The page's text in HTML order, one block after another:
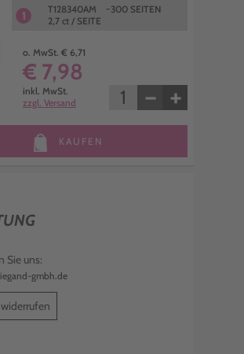
1
T128340AM ~300 SEITEN
2,7 ct / SEITE
o. MwSt. € 6,71
€ 7,98
inkl. MwSt.
zzgl. Versand
− +
KAUFEN
Sie uns:
gmbh.de